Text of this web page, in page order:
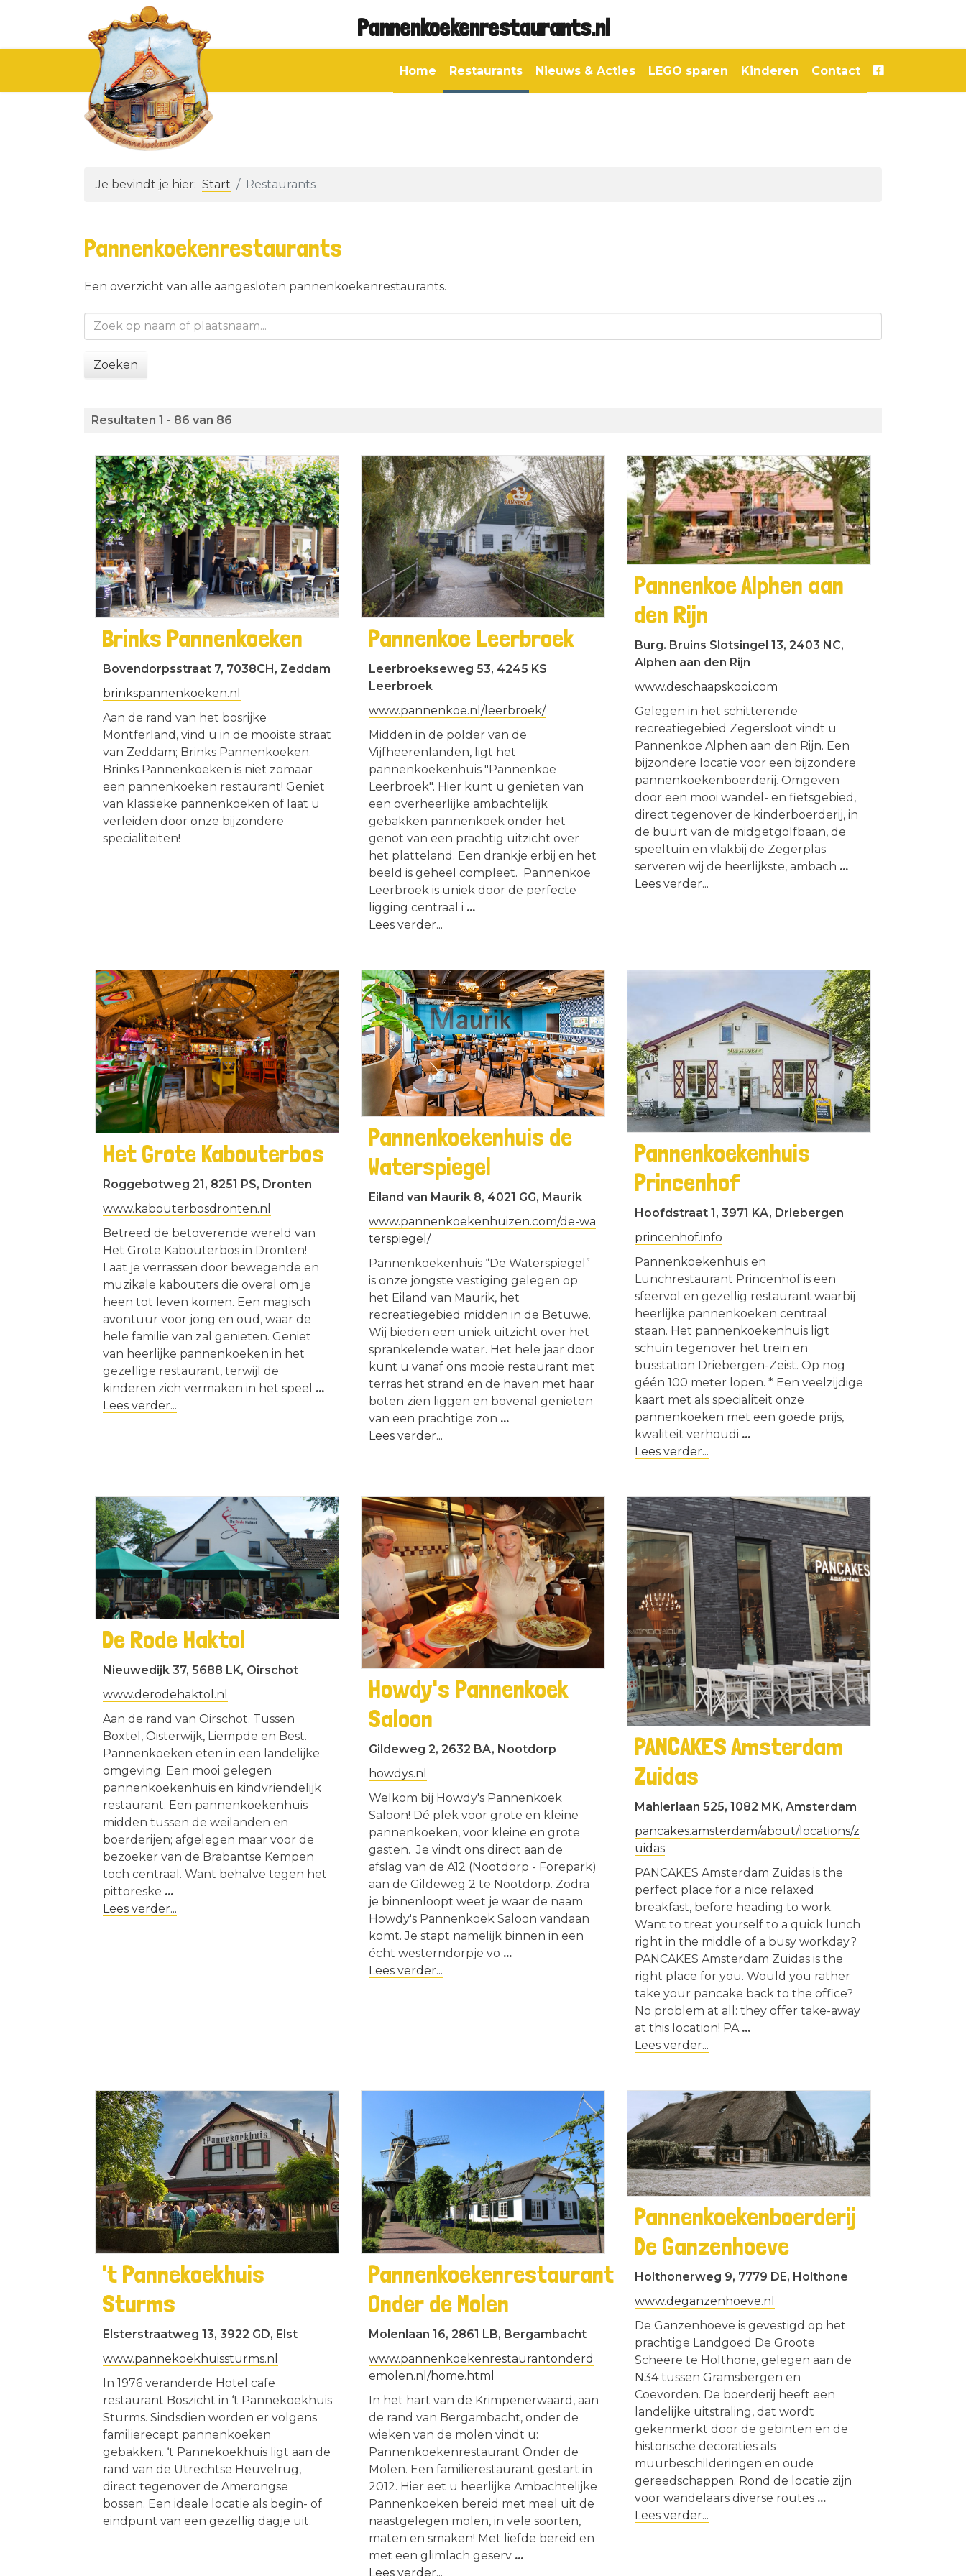
Pannenkoekenrestaurants.nl
Home Restaurants Nieuws & Acties LEGO sparen Kinderen Contact
Je bevindt je hier: Start Restaurants
Pannenkoekenrestaurants
Een overzicht van alle aangesloten pannenkoekenrestaurants.
Zoeken
Resultaten 1 - 86 van 86
Brinks Pannenkoeken
Bovendorpsstraat 7, 7038CH, Zeddam
brinkspannenkoeken.nl
Aan de rand van het bosrijke
Montferland, vind u in de mooiste straat
van Zeddam; Brinks Pannenkoeken.
Brinks Pannenkoeken is niet zomaar
een pannenkoeken restaurant! Geniet
van klassieke pannenkoeken of laat u
verleiden door onze bijzondere
specialiteiten!
Pannenkoe Leerbroek
Leerbroekseweg 53, 4245 KS
Leerbroek
www.pannenkoe.nl/leerbroek/
Midden in de polder van de
Vijfheerenlanden, ligt het
pannenkoekenhuis "Pannenkoe
Leerbroek". Hier kunt u genieten van
een overheerlijke ambachtelijk
gebakken pannenkoek onder het
genot van een prachtig uitzicht over
het platteland. Een drankje erbij en het
beeld is geheel compleet. Pannenkoe
Leerbroek is uniek door de perfecte
ligging centraal i ...
Lees verder...
Pannenkoe Alphen aan
den Rijn
Burg. Bruins Slotsingel 13, 2403 NC,
Alphen aan den Rijn
www.deschaapskooi.com
Gelegen in het schitterende
recreatiegebied Zegersloot vindt u
Pannenkoe Alphen aan den Rijn. Een
bijzondere locatie voor een bijzondere
pannenkoekenboerderij. Omgeven
door een mooi wandel- en fietsgebied,
direct tegenover de kinderboerderij, in
de buurt van de midgetgolfbaan, de
speeltuin en vlakbij de Zegerplas
serveren wij de heerlijkste, ambach ...
Lees verder...
Het Grote Kabouterbos
Roggebotweg 21, 8251 PS, Dronten
www.kabouterbosdronten.nl
Betreed de betoverende wereld van
Het Grote Kabouterbos in Dronten!
Laat je verrassen door bewegende en
muzikale kabouters die overal om je
heen tot leven komen. Een magisch
avontuur voor jong en oud, waar de
hele familie van zal genieten. Geniet
van heerlijke pannenkoeken in het
gezellige restaurant, terwijl de
kinderen zich vermaken in het speel ...
Lees verder...
Pannenkoekenhuis de
Waterspiegel
Eiland van Maurik 8, 4021 GG, Maurik
www.pannenkoekenhuizen.com/de-wa
terspiegel/
Pannenkoekenhuis “De Waterspiegel”
is onze jongste vestiging gelegen op
het Eiland van Maurik, het
recreatiegebied midden in de Betuwe.
Wij bieden een uniek uitzicht over het
sprankelende water. Het hele jaar door
kunt u vanaf ons mooie restaurant met
terras het strand en de haven met haar
boten zien liggen en bovenal genieten
van een prachtige zon ...
Lees verder...
Pannenkoekenhuis
Princenhof
Hoofdstraat 1, 3971 KA, Driebergen
princenhof.info
Pannenkoekenhuis en
Lunchrestaurant Princenhof is een
sfeervol en gezellig restaurant waarbij
heerlijke pannenkoeken centraal
staan. Het pannenkoekenhuis ligt
schuin tegenover het trein en
busstation Driebergen-Zeist. Op nog
géén 100 meter lopen. * Een veelzijdige
kaart met als specialiteit onze
pannenkoeken met een goede prijs,
kwaliteit verhoudi ...
Lees verder...
De Rode Haktol
Nieuwedijk 37, 5688 LK, Oirschot
www.derodehaktol.nl
Aan de rand van Oirschot. Tussen
Boxtel, Oisterwijk, Liempde en Best.
Pannenkoeken eten in een landelijke
omgeving. Een mooi gelegen
pannenkoekenhuis en kindvriendelijk
restaurant. Een pannenkoekenhuis
midden tussen de weilanden en
boerderijen; afgelegen maar voor de
bezoeker van de Brabantse Kempen
toch centraal. Want behalve tegen het
pittoreske ...
Lees verder...
Howdy's Pannenkoek
Saloon
Gildeweg 2, 2632 BA, Nootdorp
howdys.nl
Welkom bij Howdy's Pannenkoek
Saloon! Dé plek voor grote en kleine
pannenkoeken, voor kleine en grote
gasten. Je vindt ons direct aan de
afslag van de A12 (Nootdorp - Forepark)
aan de Gildeweg 2 te Nootdorp. Zodra
je binnenloopt weet je waar de naam
Howdy's Pannenkoek Saloon vandaan
komt. Je stapt namelijk binnen in een
écht westerndorpje vo ...
Lees verder...
PANCAKES Amsterdam
Zuidas
Mahlerlaan 525, 1082 MK, Amsterdam
pancakes.amsterdam/about/locations/z
uidas
PANCAKES Amsterdam Zuidas is the
perfect place for a nice relaxed
breakfast, before heading to work.
Want to treat yourself to a quick lunch
right in the middle of a busy workday?
PANCAKES Amsterdam Zuidas is the
right place for you. Would you rather
take your pancake back to the office?
No problem at all: they offer take-away
at this location! PA ...
Lees verder...
't Pannekoekhuis
Sturms
Elsterstraatweg 13, 3922 GD, Elst
www.pannekoekhuissturms.nl
In 1976 veranderde Hotel cafe
restaurant Boszicht in ‘t Pannekoekhuis
Sturms. Sindsdien worden er volgens
familierecept pannenkoeken
gebakken. ‘t Pannekoekhuis ligt aan de
rand van de Utrechtse Heuvelrug,
direct tegenover de Amerongse
bossen. Een ideale locatie als begin- of
eindpunt van een gezellig dagje uit.
Pannenkoekenrestaurant
Onder de Molen
Molenlaan 16, 2861 LB, Bergambacht
www.pannenkoekenrestaurantonderd
emolen.nl/home.html
In het hart van de Krimpenerwaard, aan
de rand van Bergambacht, onder de
wieken van de molen vindt u:
Pannenkoekenrestaurant Onder de
Molen. Een familierestaurant gestart in
2012. Hier eet u heerlijke Ambachtelijke
Pannenkoeken bereid met meel uit de
naastgelegen molen, in vele soorten,
maten en smaken! Met liefde bereid en
met een glimlach geserv ...
Lees verder...
Pannenkoekenboerderij
De Ganzenhoeve
Holthonerweg 9, 7779 DE, Holthone
www.deganzenhoeve.nl
De Ganzenhoeve is gevestigd op het
prachtige Landgoed De Groote
Scheere te Holthone, gelegen aan de
N34 tussen Gramsbergen en
Coevorden. De boerderij heeft een
landelijke uitstraling, dat wordt
gekenmerkt door de gebinten en de
historische decoraties als
muurbeschilderingen en oude
gereedschappen. Rond de locatie zijn
voor wandelaars diverse routes ...
Lees verder...